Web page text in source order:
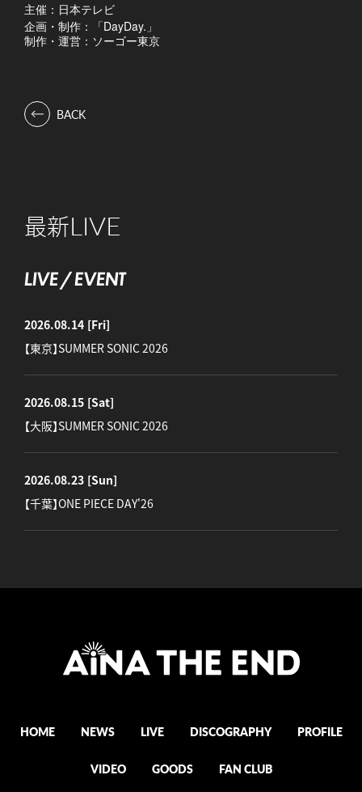
主催：日本テレビ
企画・制作：「DayDay.」
制作・運営：ソーゴー東京
BACK
最新LIVE
LIVE / EVENT
2026.08.14 [Fri]
【東京】SUMMER SONIC 2026
2026.08.15 [Sat]
【大阪】SUMMER SONIC 2026
2026.08.23 [Sun]
【千葉】ONE PIECE DAY'26
HOME NEWS LIVE DISCOGRAPHY PROFILE
VIDEO GOODS FAN CLUB